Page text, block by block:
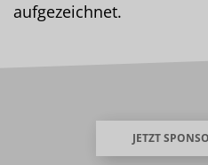
aufgezeichnet.
JETZT